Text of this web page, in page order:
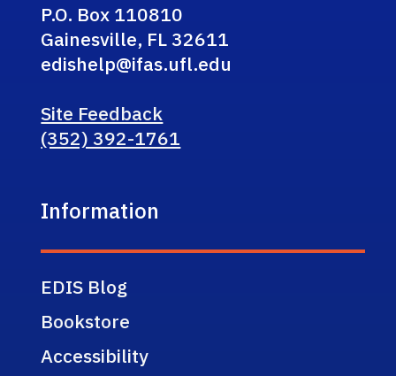
P.O. Box 110810
Gainesville, FL 32611
edishelp@ifas.ufl.edu
Site Feedback
(352) 392-1761
Information
EDIS Blog
Bookstore
Accessibility